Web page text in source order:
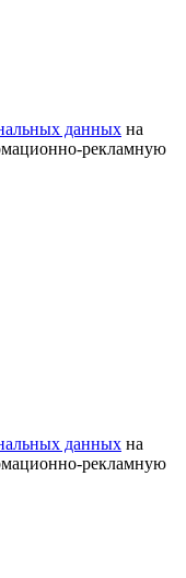
данных на
рекламную
данных на
рекламную